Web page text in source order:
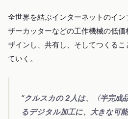
全世界を結ぶインターネットのイ
ザーカッターなどの工作機械の低
ザインし、共有し、そしてつくる
ていく。
”クルスカの 2人は、〈半完成
るデジタル加工に、大きな可